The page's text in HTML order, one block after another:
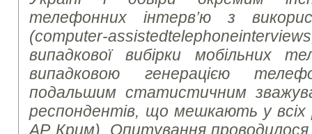
телефонних інтерв’ю з
(computer-assistedtelephoneinterviews
випадкової вибірки мобільних
випадковою генерацією
подальшим статистичним
респондентів, що мешкають у всіх
АР Крим). Опитування проводилося